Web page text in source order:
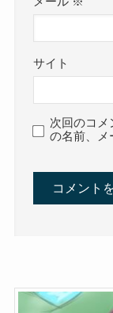
サイト
次回のコメ
の名前、メ